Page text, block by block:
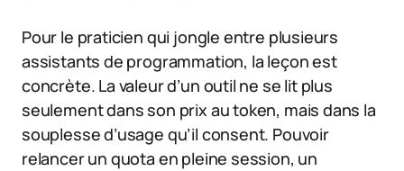
Pour le praticien qui jongle entre plusieurs
assistants de programmation, la leçon est
concrète. La valeur d’un outil ne se lit plus
seulement dans son prix au token, mais dans la
souplesse d’usage qu’il consent. Pouvoir
relancer un quota en pleine session, un